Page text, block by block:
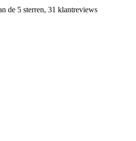
de 5 sterren, 31 klantreviews